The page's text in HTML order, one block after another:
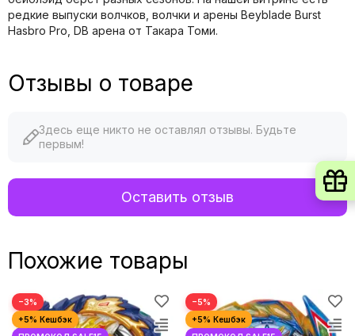
редкие выпуски волчков, волчки и арены Beyblade Burst
Hasbro Pro, DB арена от Такара Томи.
Отзывы о товаре
Здесь еще никто не оставлял отзывы. Будьте
первым!
Оставить отзыв
Похожие товары
−3% −5%